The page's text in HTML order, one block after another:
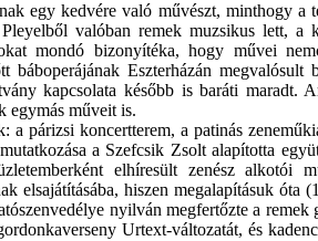
egy kedvére való művészt, minthogy
valóban remek muzsikus lett,
mondó bizonyítéka, hogy művei
báboperájának Eszterházán
kapcsolata később is baráti
egymás műveit is.
párizsi koncertterem, a patinás
a Szefcsik Zsolt alapította
elhíresült zenész
elsajátításába, hiszen megalapításuk
nyilván megfertőzte a
Urtext-változatát, és